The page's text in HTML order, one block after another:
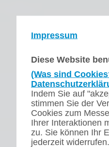
Impressum
Diese Website
(Was sind
Indem Sie auf
stimmen Sie der
Cookies zum
Ihrer Interaktionen
zu. Sie können Ihr
jederzeit widerrufen.